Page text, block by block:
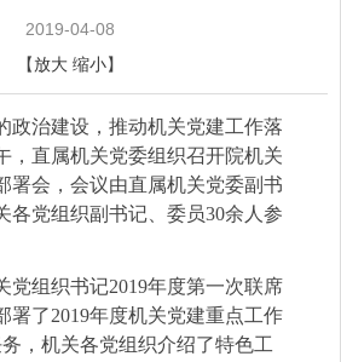
2019-04-08
【放大 缩小】
政治建设，推动机关党建工作落
，直属机关党委组织召开院机关
署会，会议由直属机关党委副书
各党组织副书记、委员30余人参
党组织书记2019年度第一次联席
署了2019年度机关党建重点工作
，机关各党组织介绍了特色工